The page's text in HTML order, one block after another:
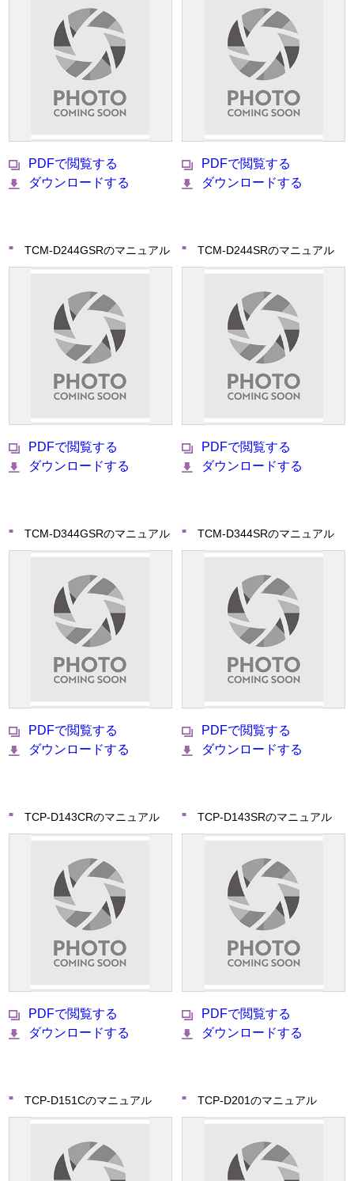
PDFで閲覧する
ダウンロードする
PDFで閲覧する
ダウンロードする
TCM-D244GSRのマニュアル
PDFで閲覧する
ダウンロードする
TCM-D244SRのマニュアル
PDFで閲覧する
ダウンロードする
TCM-D344GSRのマニュアル
PDFで閲覧する
ダウンロードする
TCM-D344SRのマニュアル
PDFで閲覧する
ダウンロードする
TCP-D143CRのマニュアル
PDFで閲覧する
ダウンロードする
TCP-D143SRのマニュアル
PDFで閲覧する
ダウンロードする
TCP-D151Cのマニュアル TCP-D201のマニュアル